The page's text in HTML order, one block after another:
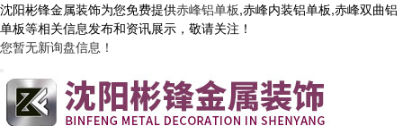
沈阳彬锋金属装饰为您免费提供赤峰铝单板,赤峰内装铝单板,赤峰双曲铝
单板等相关信息发布和资讯展示，敬请关注！
您暂无新询盘信息！